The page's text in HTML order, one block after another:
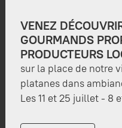
VENEZ
GOURMANDS
PRODUCTEURS
sur la place de notre
platanes dans
Les 11 et 25 juillet - 8